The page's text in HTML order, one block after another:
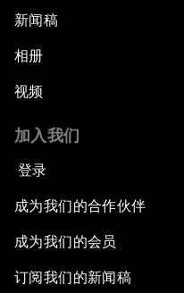
新闻稿
相册
视频
加入我们
登录
成为我们的合作伙伴
成为我们的会员
订阅我们的新闻稿